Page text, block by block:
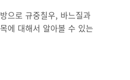
으로 규중칠우, 바느질과
에 대해서 알아볼 수 있는